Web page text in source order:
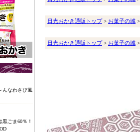
んなわさび風
ごま60％！
日光おかき通販トップ> お菓子の城 >
日光おかき通販トップ> お菓子の城 >